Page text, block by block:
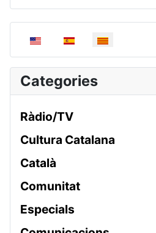
Seleccioni el seu idioma
Categories
Ràdio/TV
Cultura Catalana
Català
Comunitat
Especials